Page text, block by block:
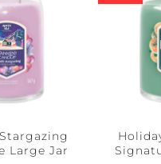
Large Jar